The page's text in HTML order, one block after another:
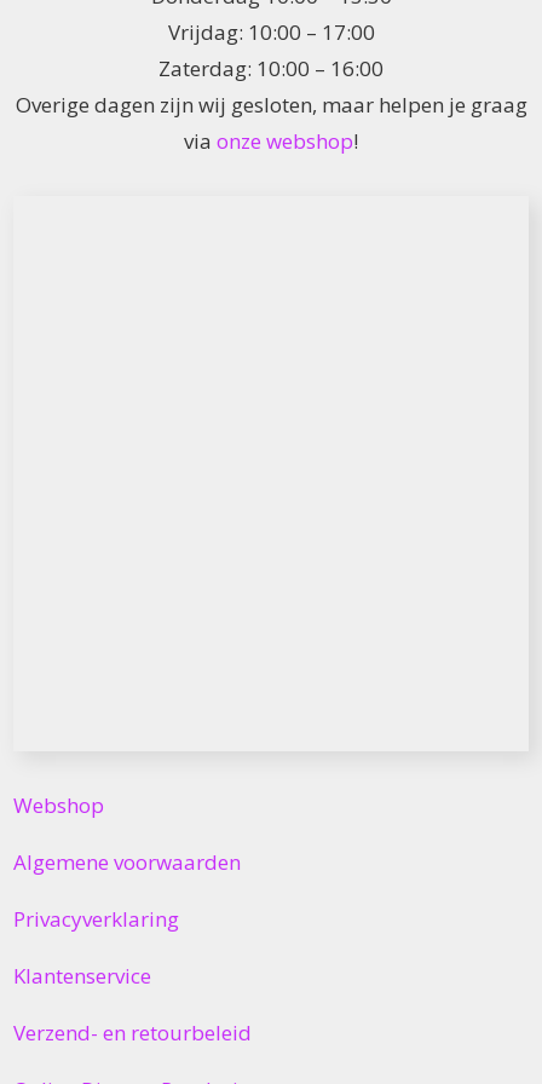
Vrijdag: 10:00 – 17:00
Zaterdag: 10:00 – 16:00
Overige dagen zijn wij gesloten, maar helpen je graag
via onze webshop!
Webshop
Algemene voorwaarden
Privacyverklaring
Klantenservice
Verzend- en retourbeleid